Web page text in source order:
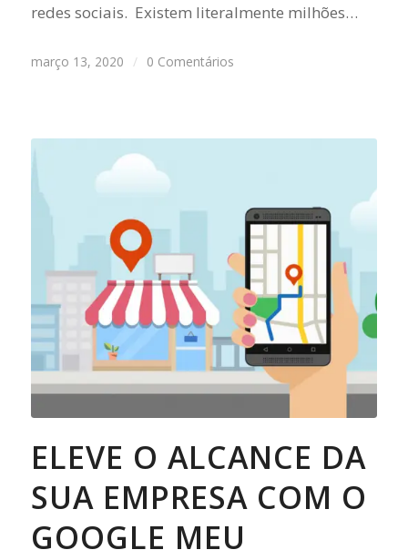
redes sociais. Existem literalmente milhões…
março 13, 2020 / 0 Comentários
ELEVE O ALCANCE DA
SUA EMPRESA COM O
GOOGLE MEU